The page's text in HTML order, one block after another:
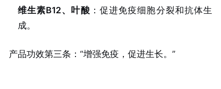
维生素B12、叶酸 ：促进免疫细胞分裂和抗体生
成。
产品功效第三条：“增强免疫，促进生长。”